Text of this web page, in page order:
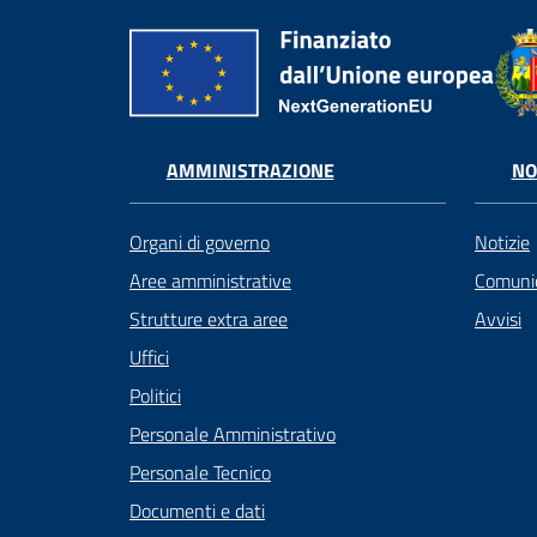
AMMINISTRAZIONE
Organi di governo
Aree amministrative
Strutture extra aree
Uffici
Politici
Personale Amministrativo
Personale Tecnico
Documenti e dati
Notizie
Avvisi